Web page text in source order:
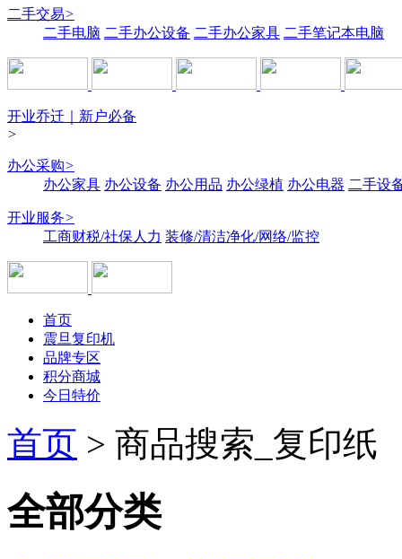
二手交易>
二手电脑 二手办公设备 二手办公家具 二手笔记本电脑
开业乔迁｜新户必备
>
办公采购>
办公家具 办公设备 办公用品 办公绿植 办公电器 二手设
开业服务>
工商财税/社保人力 装修/清洁净化/网络/监控
首页
震旦复印机
品牌专区
积分商城
今日特价
首页 > 商品搜索_复印纸
全部分类